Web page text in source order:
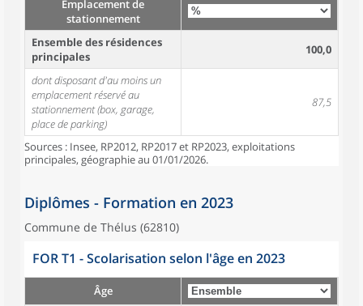
Emplacement de
stationnement
Ensemble des résidences
principales
100,0
dont disposant d'au moins un
emplacement réservé au
stationnement (box, garage,
place de parking)
87,5
Sources : Insee, RP2012, RP2017 et RP2023, exploitations
principales, géographie au 01/01/2026.
Diplômes - Formation en 2023
Commune de Thélus (62810)
FOR T1 - Scolarisation selon l'âge en 2023
Âge